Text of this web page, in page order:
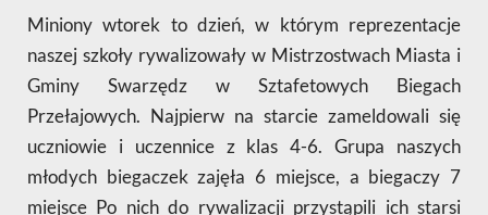
Miniony wtorek to dzień, w którym reprezentacje
naszej szkoły rywalizowały w Mistrzostwach Miasta i
Gminy Swarzędz w Sztafetowych Biegach
Przełajowych. Najpierw na starcie zameldowali się
uczniowie i uczennice z klas 4-6. Grupa naszych
młodych biegaczek zajęła 6 miejsce, a biegaczy 7
miejsce Po nich do rywalizacji przystąpili ich starsi